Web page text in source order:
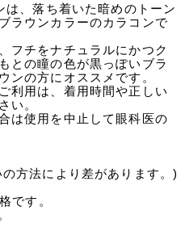
、落ち着いた暗めのトーン
ラウンカラーのカラコンで
フチをナチュラルにかつク
との瞳の色が黒っぽいブラ
ンの方にオススメです。
利用は、着用時間や正しい
い。
は使用を中止して眼科医の
方法により差があります。)
です。